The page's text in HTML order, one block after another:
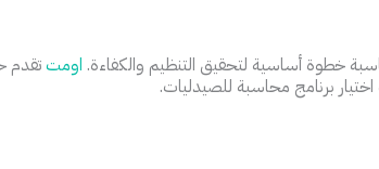
خطوة أساسية لتحقيق التنظيم والكفاءة. اومت تقدم
برنامج محاسبة للصيدليات.